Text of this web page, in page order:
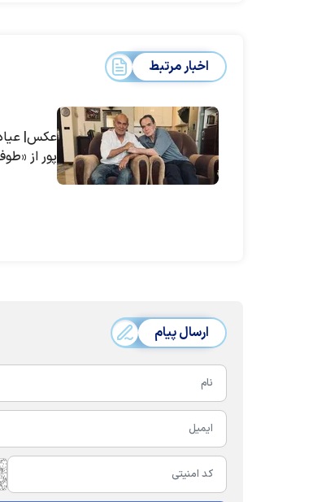
اخبار مرتبط
عکس|
پور از
ارسال پیام